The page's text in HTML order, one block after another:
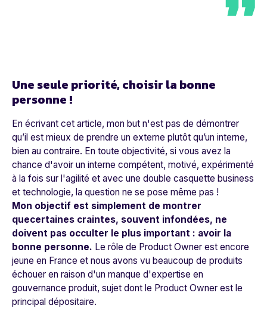
Une seule priorité, choisir la bonne
personne !
En écrivant cet article, mon but n'est pas de démontrer
qu’il est mieux de prendre un externe plutôt qu’un interne,
bien au contraire. En toute objectivité, si vous avez la
chance d'avoir un interne compétent, motivé, expérimenté
à la fois sur l'agilité et avec une double casquette business
et technologie, la question ne se pose même pas !
Mon objectif est simplement de montrer
quecertaines craintes, souvent infondées, ne
doivent pas occulter le plus important : avoir la
bonne personne. Le rôle de Product Owner est encore
jeune en France et nous avons vu beaucoup de produits
échouer en raison d'un manque d'expertise en
gouvernance produit, sujet dont le Product Owner est le
principal dépositaire.